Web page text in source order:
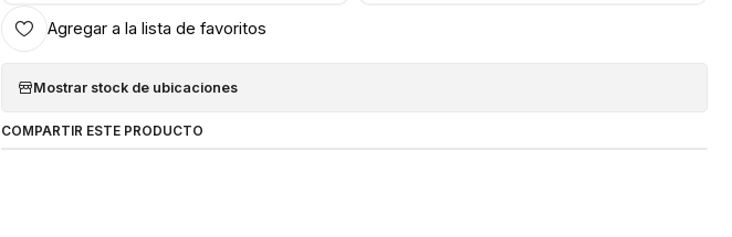
Agregar a la lista de favoritos
Mostrar stock de ubicaciones
COMPARTIR ESTE PRODUCTO